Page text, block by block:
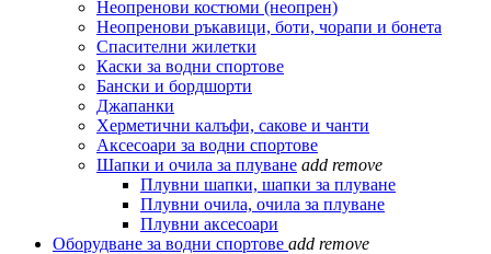
Неопренови костюми (неопрен)
Неопренови ръкавици, боти, чорапи и бонета
Спасителни жилетки
Каски за водни спортове
Бански и бордшорти
Джапанки
Херметични калъфи, сакове и чанти
Аксесоари за водни спортове
Шапки и очила за плуване add remove
Плувни шапки, шапки за плуване
Плувни очила, очила за плуване
Плувни аксесоари
Оборудване за водни спортове add remove